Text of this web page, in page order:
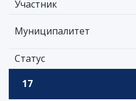
Участник
Муниципалитет
Статус
17